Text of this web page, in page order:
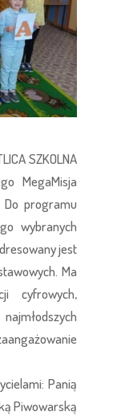
SZKOLNA
MegaMisja
Do programu
wybranych
jest
Ma
cyfrowych,
Panią
Piwowarską